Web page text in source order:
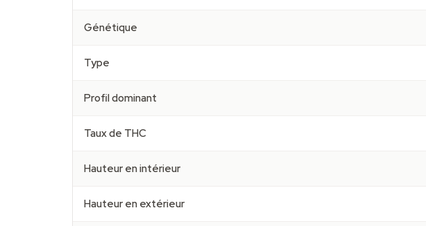
Génétique
Type
Profil dominant
Taux de THC
Hauteur en intérieur
Hauteur en extérieur